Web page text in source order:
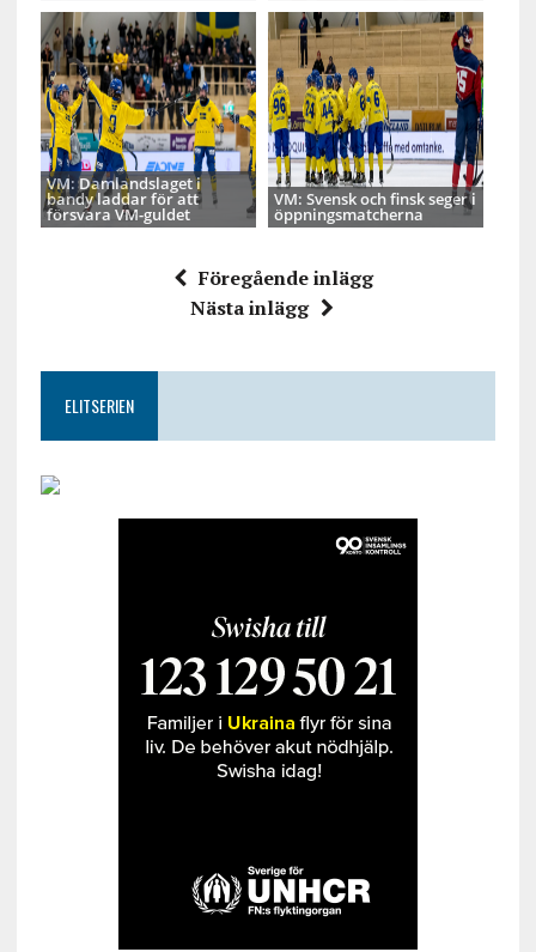
VM: Damlandslaget i
bandy laddar för att
försvara VM-guldet
VM: Svensk och finsk seger i
öppningsmatcherna
Föregående inlägg
Nästa inlägg
ELITSERIEN